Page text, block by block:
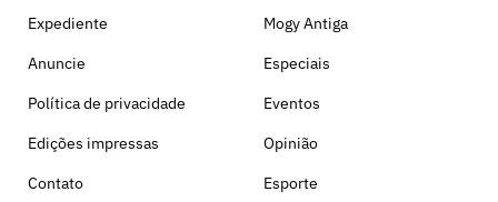
Expediente
Anuncie
Política de privacidade
Edições impressas
Contato
Mogy Antiga
Especiais
Eventos
Opinião
Esporte